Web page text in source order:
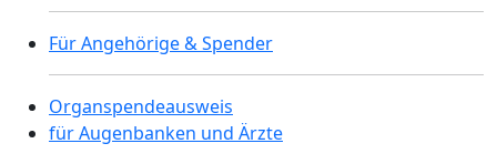
Für Angehörige & Spender
Organspendeausweis
für Augenbanken und Ärzte